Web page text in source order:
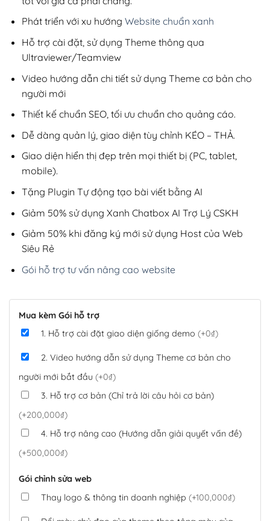
Phát triển với xu hướng Website chuẩn xanh
Hỗ trợ cài đặt, sử dụng Theme thông qua
Ultraviewer/Teamview
Video hướng dẫn chi tiết sử dụng Theme cơ bản cho
người mới
Thiết kế chuẩn SEO, tối ưu chuẩn cho quảng cáo.
Dễ dàng quản lý, giao diện tùy chỉnh KÉO – THẢ.
Giao diện hiển thị đẹp trên mọi thiết bị (PC, tablet,
mobile).
Tặng Plugin Tự động tạo bài viết bằng AI
Giảm 50% sử dụng Xanh Chatbox AI Trợ Lý CSKH
Giảm 50% khi đăng ký mới sử dụng Host của Web
Siêu Rẻ
Gói hỗ trợ tư vấn nâng cao website
Mua kèm Gói hỗ trợ
1. Hỗ trợ cài đặt giao diện giống demo (+0₫)
2. Video hướng dẫn sử dụng Theme cơ bản cho
người mới bắt đầu (+0₫)
3. Hỗ trợ cơ bản (Chỉ trả lời câu hỏi cơ bản)
(+200,000₫)
4. Hỗ trợ nâng cao (Hướng dẫn giải quyết vấn đề)
(+500,000₫)
Gói chỉnh sửa web
Thay logo & thông tin doanh nghiệp (+100,000₫)